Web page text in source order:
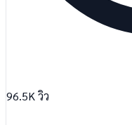
96.5K วิว